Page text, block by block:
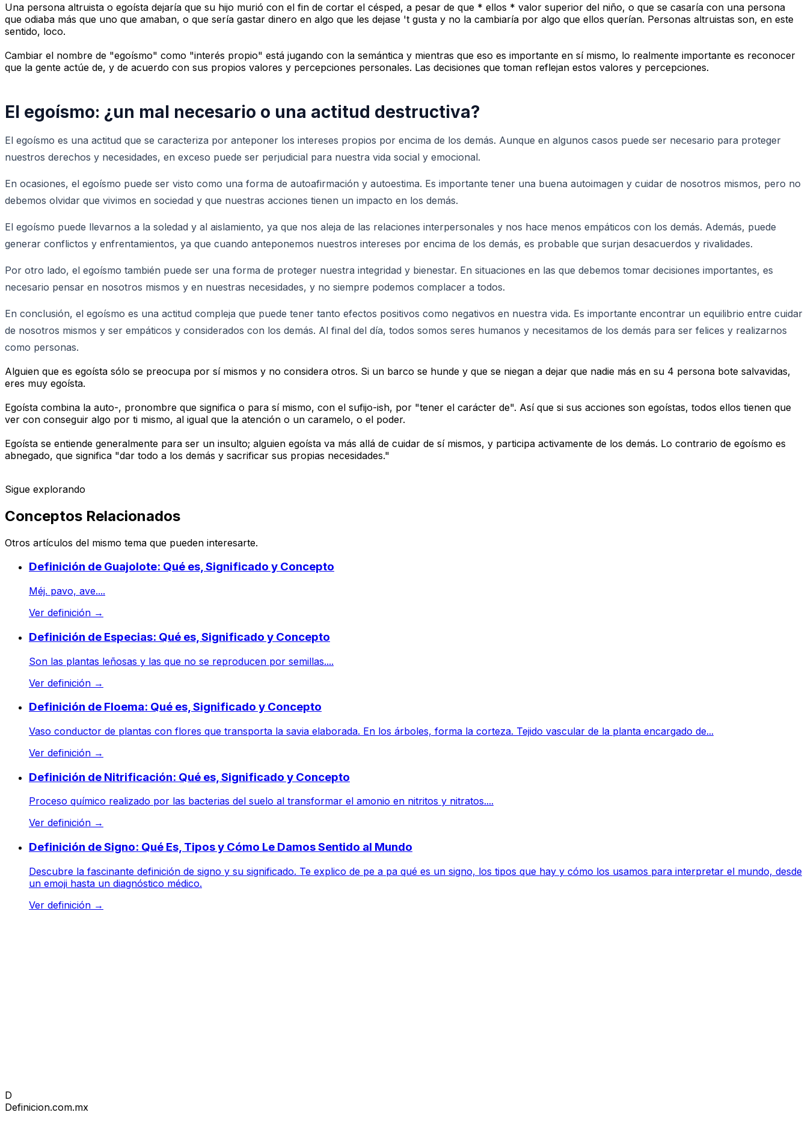
Una persona altruista o egoísta dejaría que su hijo murió con el fin de cortar el césped, a pesar de que * ellos * valor superior del niño, o que se casaría con una persona
que odiaba más que uno que amaban, o que sería gastar dinero en algo que les dejase 't gusta y no la cambiaría por algo que ellos querían. Personas altruistas son, en este
sentido, loco.
Cambiar el nombre de "egoísmo" como "interés propio" está jugando con la semántica y mientras que eso es importante en sí mismo, lo realmente importante es reconocer
que la gente actúe de, y de acuerdo con sus propios valores y percepciones personales. Las decisiones que toman reflejan estos valores y percepciones.
El egoísmo: ¿un mal necesario o una actitud destructiva?
El egoísmo es una actitud que se caracteriza por anteponer los intereses propios por encima de los demás. Aunque en algunos casos puede ser necesario para proteger
nuestros derechos y necesidades, en exceso puede ser perjudicial para nuestra vida social y emocional.
En ocasiones, el egoísmo puede ser visto como una forma de autoafirmación y autoestima. Es importante tener una buena autoimagen y cuidar de nosotros mismos, pero no
debemos olvidar que vivimos en sociedad y que nuestras acciones tienen un impacto en los demás.
El egoísmo puede llevarnos a la soledad y al aislamiento, ya que nos aleja de las relaciones interpersonales y nos hace menos empáticos con los demás. Además, puede
generar conflictos y enfrentamientos, ya que cuando anteponemos nuestros intereses por encima de los demás, es probable que surjan desacuerdos y rivalidades.
Por otro lado, el egoísmo también puede ser una forma de proteger nuestra integridad y bienestar. En situaciones en las que debemos tomar decisiones importantes, es
necesario pensar en nosotros mismos y en nuestras necesidades, y no siempre podemos complacer a todos.
En conclusión, el egoísmo es una actitud compleja que puede tener tanto efectos positivos como negativos en nuestra vida. Es importante encontrar un equilibrio entre cuidar
de nosotros mismos y ser empáticos y considerados con los demás. Al final del día, todos somos seres humanos y necesitamos de los demás para ser felices y realizarnos
como personas.
Alguien que es egoísta sólo se preocupa por sí mismos y no considera otros. Si un barco se hunde y que se niegan a dejar que nadie más en su 4 persona bote salvavidas,
eres muy egoísta.
Egoísta combina la auto-, pronombre que significa o para sí mismo, con el sufijo-ish, por "tener el carácter de". Así que si sus acciones son egoístas, todos ellos tienen que
ver con conseguir algo por ti mismo, al igual que la atención o un caramelo, o el poder.
Egoísta se entiende generalmente para ser un insulto; alguien egoísta va más allá de cuidar de sí mismos, y participa activamente de los demás. Lo contrario de egoísmo es
abnegado, que significa "dar todo a los demás y sacrificar sus propias necesidades."
Sigue explorando
Conceptos Relacionados
Otros artículos del mismo tema que pueden interesarte.
Definición de Guajolote: Qué es, Significado y Concepto
Méj. pavo, ave....
Ver definición →
Definición de Especias: Qué es, Significado y Concepto
Son las plantas leñosas y las que no se reproducen por semillas....
Ver definición →
Definición de Floema: Qué es, Significado y Concepto
Vaso conductor de plantas con flores que transporta la savia elaborada. En los árboles, forma la corteza. Tejido vascular de la planta encargado de...
Ver definición →
Definición de Nitrificación: Qué es, Significado y Concepto
Proceso químico realizado por las bacterias del suelo al transformar el amonio en nitritos y nitratos....
Ver definición →
Definición de Signo: Qué Es, Tipos y Cómo Le Damos Sentido al Mundo
Descubre la fascinante definición de signo y su significado. Te explico de pe a pa qué es un signo, los tipos que hay y cómo los usamos para interpretar el mundo, desde
un emoji hasta un diagnóstico médico.
Ver definición →
D
Definicion.com.mx